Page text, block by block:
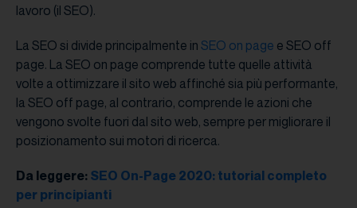
lavoro (il SEO).
La SEO si divide principalmente in SEO on page e SEO off
page. La SEO on page comprende tutte quelle attività
volte a ottimizzare il sito web affinché sia più performante,
la SEO off page, al contrario, comprende le azioni che
vengono svolte fuori dal sito web, sempre per migliorare il
posizionamento sui motori di ricerca.
Da leggere: SEO On-Page 2020: tutorial completo
per principianti